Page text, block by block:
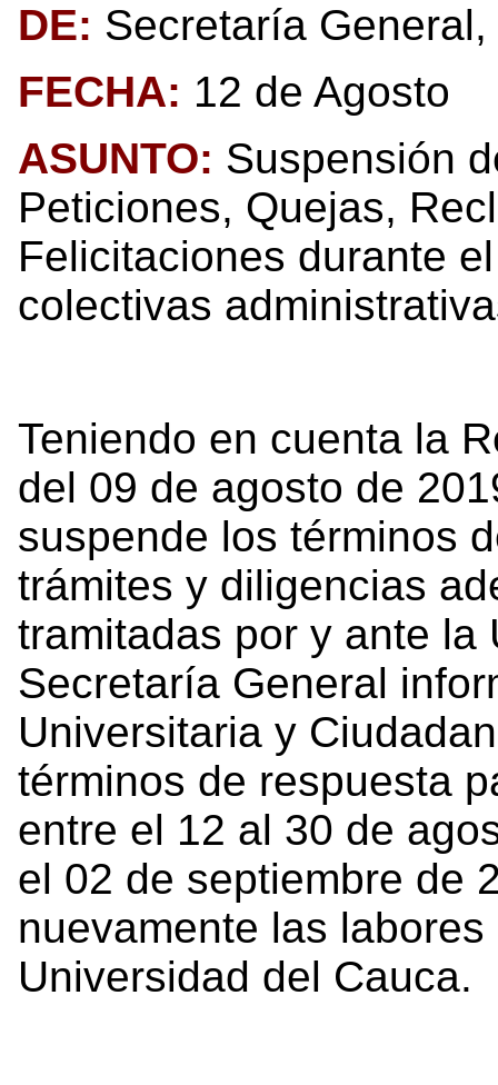
DE: Secretaría
FECHA: 12 de Agosto
ASUNTO: Suspensión
Peticiones, Quejas,
Felicitaciones durante
colectivas
Teniendo en cuenta la
del 09 de agosto de
suspende los términos
trámites y diligencias
tramitadas por y ante la
Secretaría General
Universitaria y
términos de respuesta
entre el 12 al 30 de
el 02 de septiembre de
nuevamente las
Universidad del Cauca.